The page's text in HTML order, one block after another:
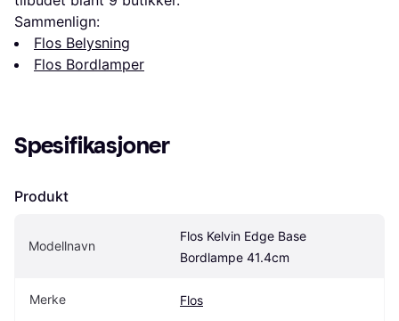
Sammenlign:
Flos Belysning
Flos Bordlamper
Spesifikasjoner
Produkt
Modellnavn
Flos Kelvin Edge Base
Bordlampe 41.4cm
Merke Flos